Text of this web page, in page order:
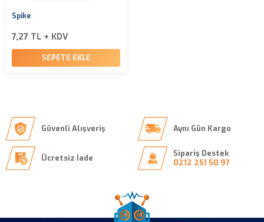
Spike
7,27 TL + KDV
SEPETE EKLE
Güvenli Alışveriş Aynı Gün Kargo
Ücretsiz İade
Sipariş Destek
0212 251 50 97